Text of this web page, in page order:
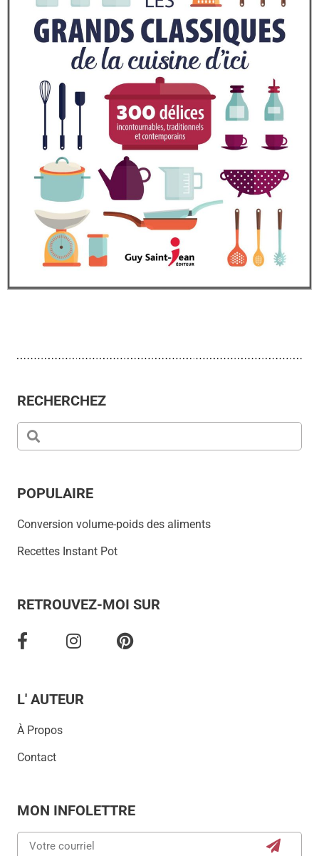
RECHERCHEZ
POPULAIRE
Conversion volume-poids des aliments
Recettes Instant Pot
RETROUVEZ-MOI SUR
L' AUTEUR
À Propos
Contact
MON INFOLETTRE